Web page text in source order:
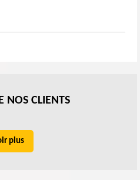
NOS CLIENTS
plus